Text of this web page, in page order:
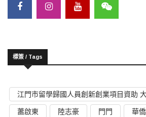
標簽 / Tags
江門市留學歸國人員創新創業項目資助
蕭啟東
陸志豪 門門
華